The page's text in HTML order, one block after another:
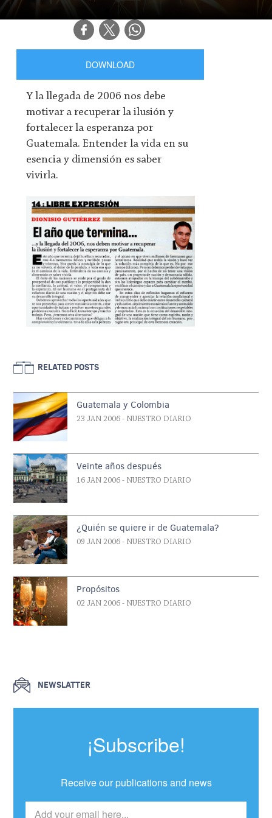
DOWNLOAD
Y la llegada de 2006 nos debe
motivar a recuperar la ilusión y
fortalecer la esperanza por
Guatemala. Entender la vida en su
esencia y dimensión es saber
vivirla.
RELATED POSTS
Guatemala y Colombia
23 JAN 2006 - NUESTRO DIARIO
Veinte años después
16 JAN 2006 - NUESTRO DIARIO
¿Quién se quiere ir de Guatemala?
09 JAN 2006 - NUESTRO DIARIO
Propósitos
02 JAN 2006 - NUESTRO DIARIO
NEWSLATTER
¡Subscribe!
Receive our publications and news